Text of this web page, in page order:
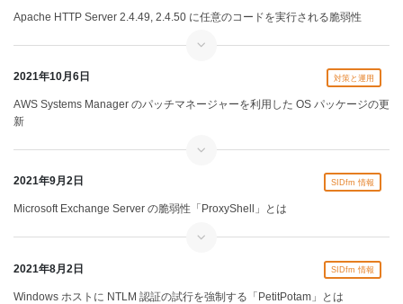
Apache HTTP Server 2.4.49, 2.4.50 に任意のコードを実行される脆弱性
対策と運用
2021年10月6日
AWS Systems Manager のパッチマネージャーを利用した OS パッケージの更
新
SIDfm 情報
2021年9月2日
Microsoft Exchange Server の脆弱性「ProxyShell」とは
SIDfm 情報
2021年8月2日
Windows ホストに NTLM 認証の試行を強制する「PetitPotam」とは